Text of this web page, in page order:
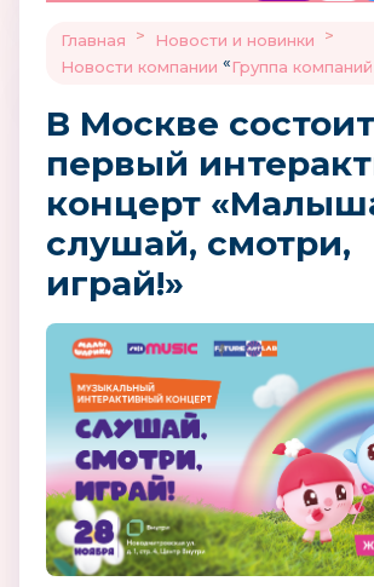
Главная > Новости и новинки
>
Новости компании «Группа
В Москве
первый
концерт
слушай, смотри,
играй!»